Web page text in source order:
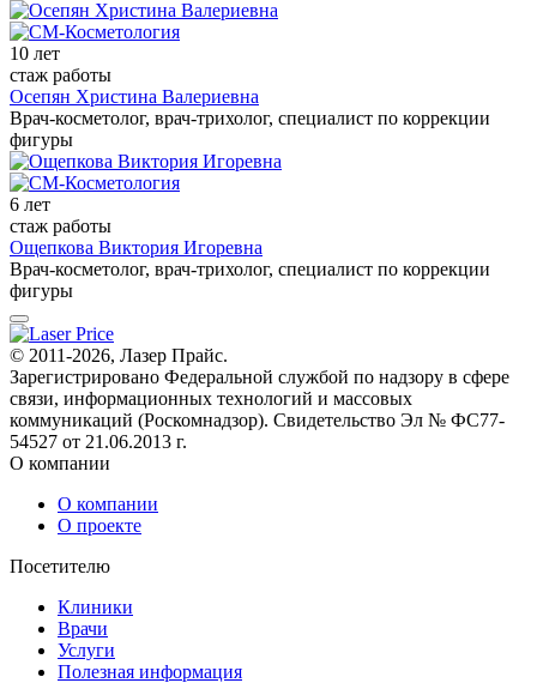
10 лет
стаж работы
Осепян Христина Валериевна
Врач-косметолог, врач-трихолог, специалист по коррекции
фигуры
6 лет
стаж работы
Ощепкова Виктория Игоревна
Врач-косметолог, врач-трихолог, специалист по коррекции
фигуры
© 2011-2026, Лазер Прайс.
Зарегистрировано Федеральной службой по надзору в сфере
связи, информационных технологий и массовых
коммуникаций (Роскомнадзор). Свидетельство Эл № ФС77-
54527 от 21.06.2013 г.
О компании
О компании
О проекте
Посетителю
Клиники
Врачи
Услуги
Полезная информация